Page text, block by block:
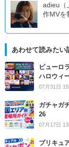
adieu（
作MVを
あわせて読みたい
ピューロ
ハロウィ
07月31日
ガチャガ
26
07月17日
プリキュ